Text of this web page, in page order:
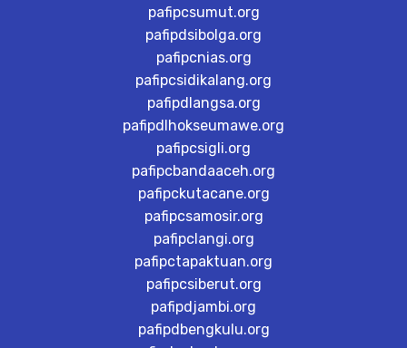
pafipcsumut.org
pafipdsibolga.org
pafipcnias.org
pafipcsidikalang.org
pafipdlangsa.org
pafipdlhokseumawe.org
pafipcsigli.org
pafipcbandaaceh.org
pafipckutacane.org
pafipcsamosir.org
pafipclangi.org
pafipctapaktuan.org
pafipcsiberut.org
pafipdjambi.org
pafipdbengkulu.org